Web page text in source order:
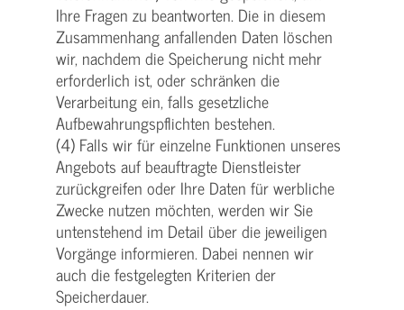
Ihre Fragen zu beantworten. Die in diesem
Zusammenhang anfallenden Daten löschen
wir, nachdem die Speicherung nicht mehr
erforderlich ist, oder schränken die
Verarbeitung ein, falls gesetzliche
Aufbewahrungspflichten bestehen.
(4) Falls wir für einzelne Funktionen unseres
Angebots auf beauftragte Dienstleister
zurückgreifen oder Ihre Daten für werbliche
Zwecke nutzen möchten, werden wir Sie
untenstehend im Detail über die jeweiligen
Vorgänge informieren. Dabei nennen wir
auch die festgelegten Kriterien der
Speicherdauer.